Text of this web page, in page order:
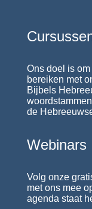
Ons doel is
bereiken met
Bijbels
de
Webinars
Volg onze
met ons mee
agenda staat